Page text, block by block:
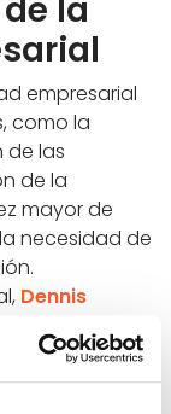
la
empresarial
como la
de las
de la
mayor de
necesidad de
Dennis
Edge)es
referencia